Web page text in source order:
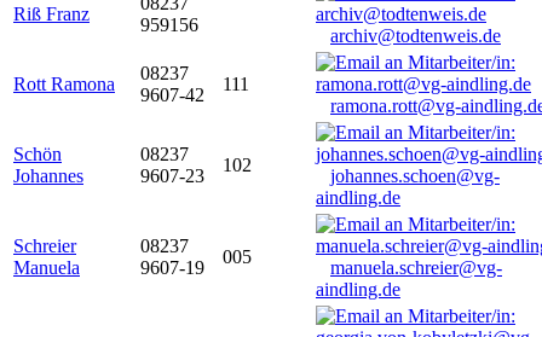
Riß Franz
959156
archiv@todtenweis.de
Rott Ramona
08237
9607-42
111
ramona.rott@vg-
Schön
Johannes
08237
9607-23
102
johannes.schoen@vg-
aindling.de
Schreier
Manuela
08237
9607-19
005
manuela.schreier@vg-
aindling.de